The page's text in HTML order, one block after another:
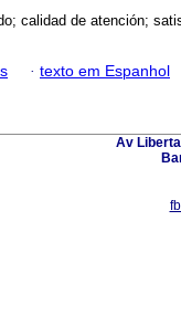
calidad de atención;
· texto em Espanhol
Av